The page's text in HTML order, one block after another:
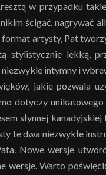
w przypadku
ścigać, nagrywać
artysty, Pat
stylistycznie lekką,
intymny i
jakie pozwala
dotyczy
słynnej
te dwa niezwykłe
Nowe wersje
wersje. Warto